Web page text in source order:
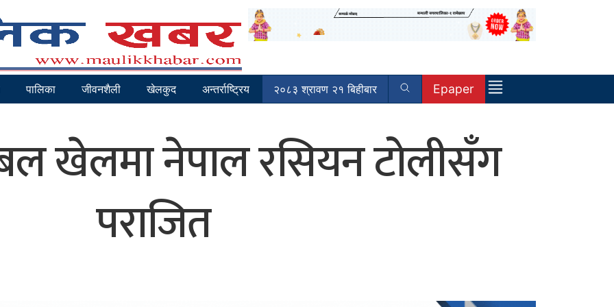
पालिका जीवनशैली खेलकुद अन्तर्राष्ट्रिय २०८३ श्रावण २१ बिहीबार Epaper
खेलमा नेपाल रसियन टोलीसँग
पराजित